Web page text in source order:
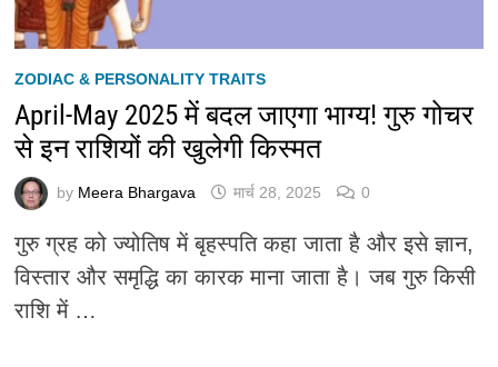
ZODIAC & PERSONALITY TRAITS
April-May 2025 में बदल जाएगा भाग्य! गुरु गोचर
से इन राशियों की खुलेगी किस्मत
by Meera Bhargava मार्च 28, 2025 0
गुरु ग्रह को ज्योतिष में बृहस्पति कहा जाता है और इसे ज्ञान,
विस्तार और समृद्धि का कारक माना जाता है। जब गुरु किसी
राशि में …